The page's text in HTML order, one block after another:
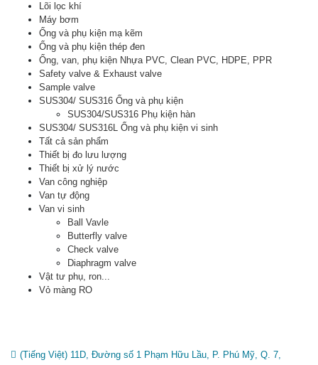
Lõi lọc khí
Máy bơm
Ống và phụ kiện mạ kẽm
Ống và phụ kiện thép đen
Ống, van, phụ kiện Nhựa PVC, Clean PVC, HDPE, PPR
Safety valve & Exhaust valve
Sample valve
SUS304/ SUS316 Ống và phụ kiện
SUS304/SUS316 Phụ kiện hàn
SUS304/ SUS316L Ống và phụ kiện vi sinh
Tất cả sản phẩm
Thiết bị đo lưu lượng
Thiết bị xử lý nước
Van công nghiệp
Van tự động
Van vi sinh
Ball Vavle
Butterfly valve
Check valve
Diaphragm valve
Vật tư phụ, ron...
Vỏ màng RO
(Tiếng Việt) 11D, Đường số 1 Phạm Hữu Lầu, P. Phú Mỹ, Q. 7,